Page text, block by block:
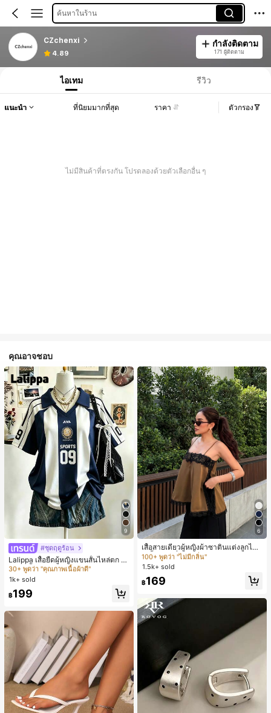
ค้นหาในร้าน
CZchenxi
4.89
กำลังติดตาม
171 ผู้ติดตาม
ไอเทม รีวิว
แนะนำ ที่นิยมมากที่สุด ราคา ตัวกรอง
ไม่มีสินค้าที่ตรงกัน โปรดลองด้วยตัวเลือกอื่น ๆ
คุณอาจชอบ
9
#ชุดฤดูร้อน
Lalippa เสื้อยืดผู้หญิงแขนสั้นไหล่ตก ค
อวีปกเสื้อ ลายพิมพ์ดิจิทัลลายทาง สไตล์
สปอร์ตแฟชั่นมินิมอล ของขวัญสำหรับเ
พื่อน
#1 ขายดี ใน หลากสี เสื้อยืดผู้หญิง
30+ พูดว่า "คุณภาพเนื้อผ้าดี"
#1 ขายดี ใน หลากสี เสื้อยืดผู้หญิง
30+ พูดว่า "คุณภาพเนื้อผ้าดี"
#1 ขายดี ใน หลากสี เสื้อยืดผู้หญิง
30+ พูดว่า "คุณภาพเนื้อผ้าดี"
#1 ขายดี
30+ พูดว่า "คุณภาพเนื้อผ้าดี"
1k+ sold
฿199
6
เสื้อสายเดี่ยวผู้หญิงผ้าซาตินแต่งลูกไม้
- เสื้อสายเดี่ยวฤดูร้อนสีคากีมีรอยผ่าด้า
นข้างที่น่าดึงดูดแบบสบายๆ
#1 ขายดี
ใน สีกากี เสื้อสตรี เสื้อเบลาส์ & Tee
100+ พูดว่า "ไม่มีกลิ่น"
ลูกค้ากลับมาซื้อซ้ำ!
#1 ขายดี
ใน สีกากี เสื้อสตรี เสื้อเบลาส์ & Tee
100+ พูดว่า "ไม่มีกลิ่น"
ลูกค้ากลับมาซื้อซ้ำ!
#1 ขายดี
ใน สีกากี เสื้อสตรี เสื้อเบลาส์ & Tee
100+ พูดว่า "ไม่มีกลิ่น"
ลูกค้ากลับมาซื้อซ้ำ!
#1 ขายดี
100+ พูดว่า "ไม่มีกลิ่น"
1.5k+ sold
฿169